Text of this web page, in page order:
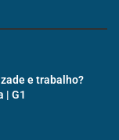
e trabalho?
| G1